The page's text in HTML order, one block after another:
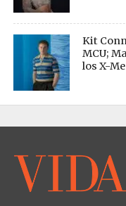
Kit
MCU;
los X-